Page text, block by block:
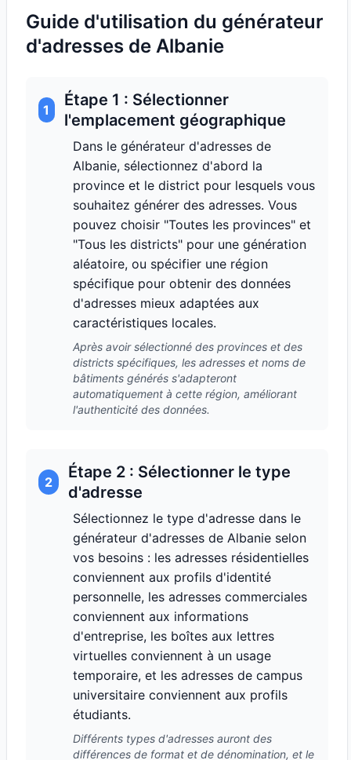
Guide d'utilisation du générateur
d'adresses de Albanie
1
Étape 1 : Sélectionner
l'emplacement géographique
Dans le générateur d'adresses de
Albanie, sélectionnez d'abord la
province et le district pour lesquels vous
souhaitez générer des adresses. Vous
pouvez choisir "Toutes les provinces" et
"Tous les districts" pour une génération
aléatoire, ou spécifier une région
spécifique pour obtenir des données
d'adresses mieux adaptées aux
caractéristiques locales.
Après avoir sélectionné des provinces et des
districts spécifiques, les adresses et noms de
bâtiments générés s'adapteront
automatiquement à cette région, améliorant
l'authenticité des données.
2
Étape 2 : Sélectionner le type
d'adresse
Sélectionnez le type d'adresse dans le
générateur d'adresses de Albanie selon
vos besoins : les adresses résidentielles
conviennent aux profils d'identité
personnelle, les adresses commerciales
conviennent aux informations
d'entreprise, les boîtes aux lettres
virtuelles conviennent à un usage
temporaire, et les adresses de campus
universitaire conviennent aux profils
étudiants.
Différents types d'adresses auront des
différences de format et de dénomination, et le